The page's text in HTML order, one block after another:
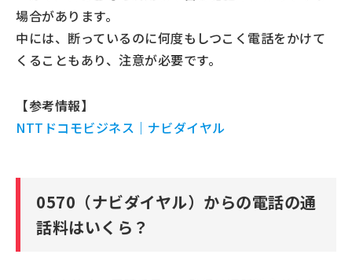
着信拒否機能や携帯キャリアのサービスを使う
固定電話の場合は特殊詐欺対策サービスなどを利用
詐欺対策専用アプリで対策しよう
場合があります。
中には、断っているのに何度もしつこく電話をかけて
くることもあり、注意が必要です。
【参考情報】
NTTドコモビジネス｜ナビダイヤル
0570（ナビダイヤル）からの電話の通
話料はいくら？